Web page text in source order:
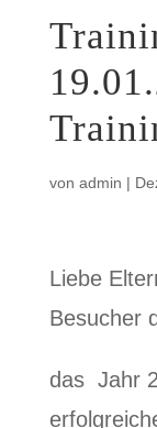
von admin |
Liebe
Besucher
das Jahr